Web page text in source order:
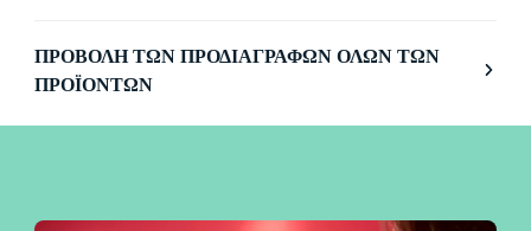
ΠΡΟΒΟΛΉ ΤΩΝ ΠΡΟΔΙΑΓΡΑΦΏΝ ΌΛΩΝ ΤΩΝ
ΠΡΟΪΌΝΤΩΝ